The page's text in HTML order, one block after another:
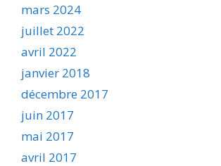
mars 2024
juillet 2022
avril 2022
janvier 2018
décembre 2017
juin 2017
mai 2017
avril 2017